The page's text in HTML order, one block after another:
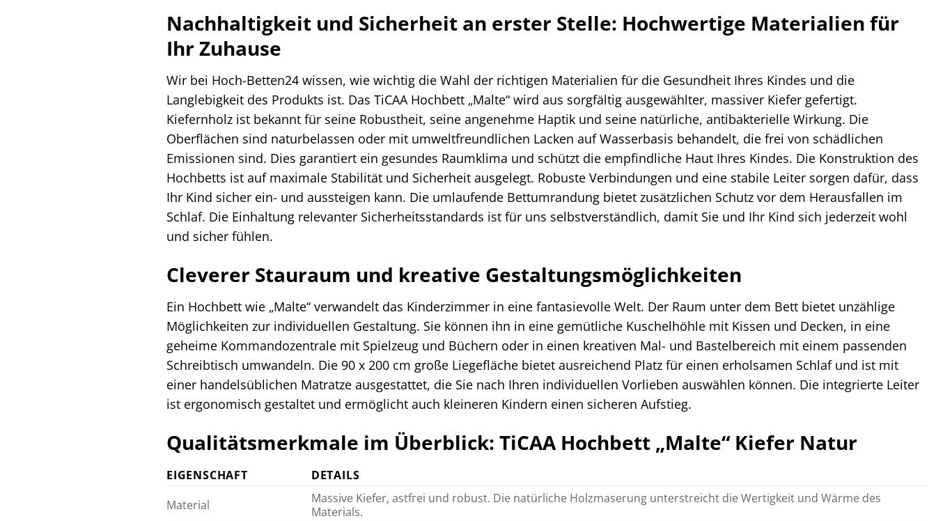
Nachhaltigkeit und Sicherheit an erster Stelle: Hochwertige Materialien für
Ihr Zuhause
Wir bei Hoch-Betten24 wissen, wie wichtig die Wahl der richtigen Materialien für die Gesundheit Ihres Kindes und die
Langlebigkeit des Produkts ist. Das TiCAA Hochbett „Malte“ wird aus sorgfältig ausgewählter, massiver Kiefer gefertigt.
Kiefernholz ist bekannt für seine Robustheit, seine angenehme Haptik und seine natürliche, antibakterielle Wirkung. Die
Oberflächen sind naturbelassen oder mit umweltfreundlichen Lacken auf Wasserbasis behandelt, die frei von schädlichen
Emissionen sind. Dies garantiert ein gesundes Raumklima und schützt die empfindliche Haut Ihres Kindes. Die Konstruktion des
Hochbetts ist auf maximale Stabilität und Sicherheit ausgelegt. Robuste Verbindungen und eine stabile Leiter sorgen dafür, dass
Ihr Kind sicher ein- und aussteigen kann. Die umlaufende Bettumrandung bietet zusätzlichen Schutz vor dem Herausfallen im
Schlaf. Die Einhaltung relevanter Sicherheitsstandards ist für uns selbstverständlich, damit Sie und Ihr Kind sich jederzeit wohl
und sicher fühlen.
Cleverer Stauraum und kreative Gestaltungsmöglichkeiten
Ein Hochbett wie „Malte“ verwandelt das Kinderzimmer in eine fantasievolle Welt. Der Raum unter dem Bett bietet unzählige
Möglichkeiten zur individuellen Gestaltung. Sie können ihn in eine gemütliche Kuschelhöhle mit Kissen und Decken, in eine
geheime Kommandozentrale mit Spielzeug und Büchern oder in einen kreativen Mal- und Bastelbereich mit einem passenden
Schreibtisch umwandeln. Die 90 x 200 cm große Liegefläche bietet ausreichend Platz für einen erholsamen Schlaf und ist mit
einer handelsüblichen Matratze ausgestattet, die Sie nach Ihren individuellen Vorlieben auswählen können. Die integrierte Leiter
ist ergonomisch gestaltet und ermöglicht auch kleineren Kindern einen sicheren Aufstieg.
Qualitätsmerkmale im Überblick: TiCAA Hochbett „Malte“ Kiefer Natur
EIGENSCHAFT
DETAILS
Material
Massive Kiefer, astfrei und robust. Die natürliche Holzmaserung unterstreicht die Wertigkeit und Wärme des
Materials.